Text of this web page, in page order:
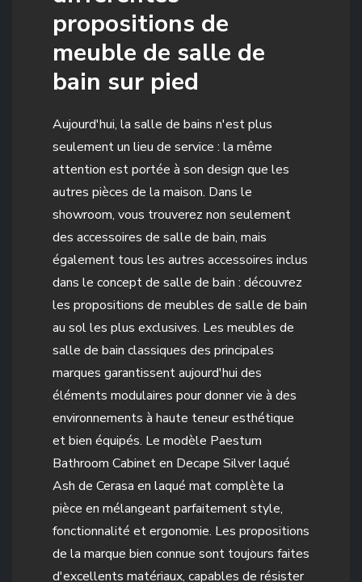
propositions de
meuble de salle de
bain sur pied
Aujourd'hui, la salle de bains n'est plus
seulement un lieu de service : la même
attention est portée à son design que les
autres pièces de la maison. Dans le
showroom, vous trouverez non seulement
des accessoires de salle de bain, mais
également tous les autres accessoires inclus
dans le concept de salle de bain : découvrez
les propositions de meubles de salle de bain
au sol les plus exclusives. Les meubles de
salle de bain classiques des principales
marques garantissent aujourd'hui des
éléments modulaires pour donner vie à des
environnements à haute teneur esthétique
et bien équipés. Le modèle Paestum
Bathroom Cabinet en Decape Silver laqué
Ash de Cerasa en laqué mat complète la
pièce en mélangeant parfaitement style,
fonctionnalité et ergonomie. Les propositions
de la marque bien connue sont toujours faites
d'excellents matériaux, capables de résister